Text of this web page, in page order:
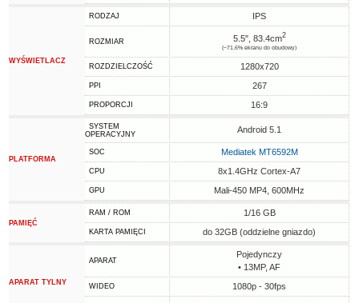
WYŚWIETLACZ
RODZAJ IPS
ROZMIAR 5.5", 83.4cm2
(~71.6% ekranu do obudowy)
ROZDZIELCZOŚĆ 1280x720
PPI 267
PROPORCJI 16:9
PLATFORMA
SYSTEM
OPERACYJNY
Android 5.1
SOC Mediatek MT6592M
CPU 8x1.4GHz Cortex-A7
GPU Mali-450 MP4, 600MHz
PAMIĘĆ
RAM / ROM 1/16 GB
KARTA PAMIĘCI do 32GB (oddzielne gniazdo)
APARAT TYLNY
APARAT
Pojedynczy
• 13MP, AF
WIDEO 1080p - 30fps